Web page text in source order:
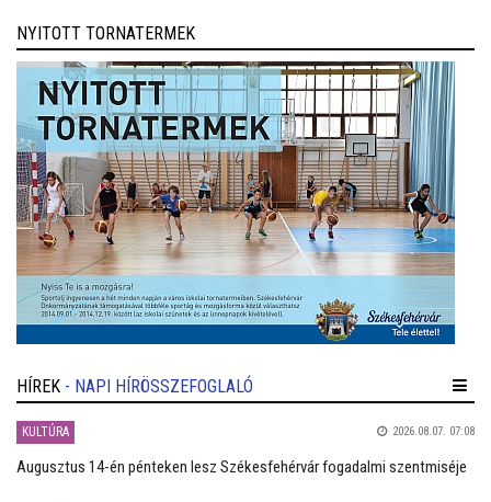
NYITOTT TORNATERMEK
HÍREK - NAPI HÍRÖSSZEFOGLALÓ
KULTÚRA 2026.08.07. 07:08
Augusztus 14-én pénteken lesz Székesfehérvár fogadalmi szentmiséje